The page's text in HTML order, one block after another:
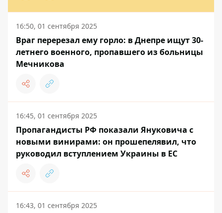
16:50, 01 сентября 2025
Враг перерезал ему горло: в Днепре ищут 30-
летнего военного, пропавшего из больницы
Мечникова
16:45, 01 сентября 2025
Пропагандисты РФ показали Януковича с
новыми винирами: он прошепелявил, что
руководил вступлением Украины в ЕС
16:43, 01 сентября 2025